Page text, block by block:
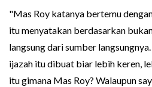
"Mas Roy katanya bertemu
itu menyatakan berdasarkan
langsung dari sumber
ijazah itu dibuat biar lebih keren,
itu gimana Mas Roy? Walaupun